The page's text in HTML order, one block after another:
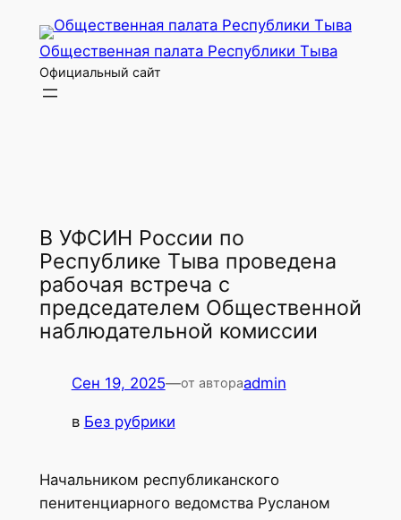
Перейти
содержимому
Общественная палата Республики Тыва
Официальный сайт
В УФСИН России по
Республике Тыва проведена
рабочая встреча с
председателем Общественной
наблюдательной комиссии
Сен 19, 2025—от автораadmin
в Без рубрики
Начальником республиканского
пенитенциарного ведомства Русланом